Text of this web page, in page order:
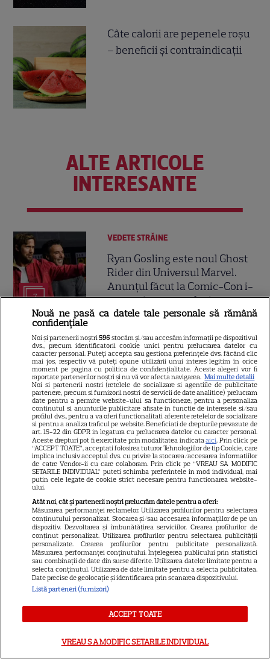
Câte calorii are pepenele roșu
– beneficii și contraindicații
ALTE ARTICOLE
INTERESANTE
7
VEDETE STRĂINE
Ryan Gosling este noul Ghost
Rider din Universul Marvel.
Anunțul făcut la Comic-Con i-
a entuziasmat pe fani
DISNEY PLUS
„Diavolul se îmbracă de la
Prada 2” s-a lansat pe Disney+.
Meryl Streep și Anne
Hathaway revin la revista
Runway
9
VEDETE STRĂINE
Meryl Streep, gest
impresionant pentru Anne
„Diavolul se îmbracă de la
Prada 2”. Ce salarii ar fi primit
actrițele
VEDETE STRĂINE
Tom Holland, decizie radicală
promisiune a făcut actorul
a făcut senzație prin dans
Nouă ne pasă ca datele tale personale să rămână
confidențiale
Noi și partenerii noștri596 stocăm și/sau accesăm informații pe dispozitivul
dvs., precum identificatorii cookie unici pentru prelucrarea datelor cu
caracter personal. Puteți accepta sau gestiona preferințele dvs. făcând clic
mai jos, respectiv vă puteți opune utilizării unui interes legitim în orice
moment pe pagina cu politica de confidențialitate. Aceste alegeri vor fi
raportate partenerilor noștri și nu vă vor afecta navigarea. Mai multe detalii
Noi si partenerii nostri (retelele de socializare si agentiile de publicitate
partenere, precum si furnizorii nostri de servicii de date analitice) prelucram
date pentru a permite website-ului sa functioneze, pentru a personaliza
continutul si anunturile publicitare afisate in functie de interesele si/sau
profilul dvs., pentru a va oferi functionalitati aferente retelelor de socializare
si pentru a analiza traficul pe website. Beneficiati de drepturile prevazute de
art. 15-22 din GDPR in legatura cu prelucrarea datelor cu caracter personal.
Aceste drepturi pot fi exercitate prin modalitatea indicataaici. Prin click pe
“ACCEPT TOATE”, acceptati folosirea tuturor Tehnologiilor de tip Cookie, care
implica inclusiv acceptul dvs. cu privire la stocarea/accesarea informatiilor
de catre Vendor-ii cu care colaboram. Prin click pe “VREAU SA MODIFIC
SETARILE INDIVIDUAL” puteti schimba preferintele in mod individual, mai
putin cele legate de cookie strict necesare pentru functionarea website-
ului.
Atât noi, cât și partenerii noștri prelucrăm datele pentru a oferi:
Măsurarea performanței reclamelor. Utilizarea profilurilor pentru selectarea
conținutului personalizat. Stocarea și/sau accesarea informațiilor de pe un
dispozitiv. Dezvoltarea și îmbunătățirea serviciilor. Crearea profilurilor de
conținut personalizat. Utilizarea profilurilor pentru selectarea publicității
personalizate. Crearea profilurilor pentru publicitate personalizată.
Măsurarea performanței conținutului. Înțelegerea publicului prin statistici
sau combinații de date din surse diferite. Utilizarea datelor limitate pentru a
selecta conținutul. Utilizarea de date limitate pentru a selecta publicitatea.
Date precise de geolocație și identificarea prin scanarea dispozitivului.
Listă parteneri (furnizori)
ACCEPT TOATE
VREAU SA MODIFIC SETARILE INDIVIDUAL